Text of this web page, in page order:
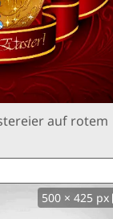
auf rotem
500 × 425 px